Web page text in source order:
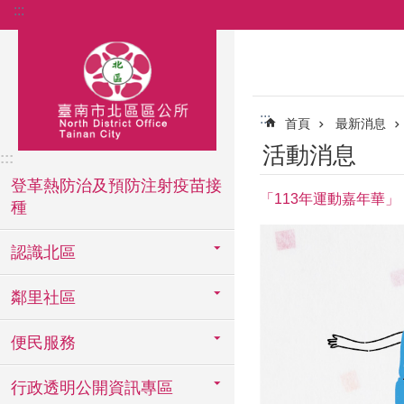
跳到主要內容區塊
:::
:::
登革熱防治及預防注射疫苗接
種
認識北區
鄰里社區
便民服務
行政透明公開資訊專區
::: 首頁 最新消息
活動消息
「113年運動嘉年華」